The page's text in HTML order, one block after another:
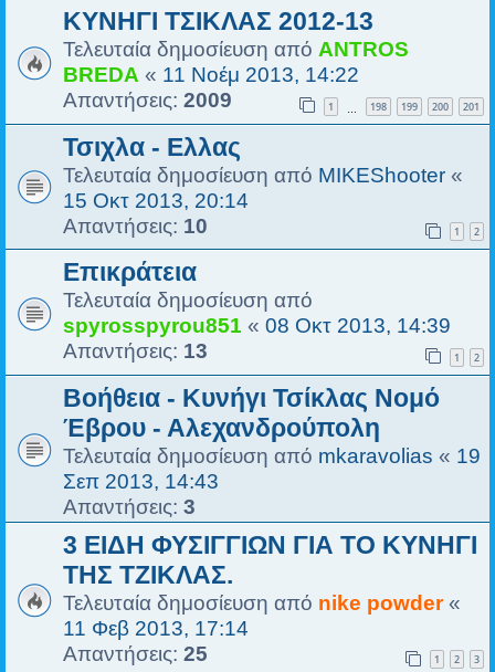
ΚΥΝΗΓΙ ΤΣΙΚΛΑΣ 2012-13
Τελευταία δημοσίευση από ANTROS
BREDA « 11 Νοέμ 2013, 14:22
Απαντήσεις: 2009 1 198 199 200 201
Τσιχλα - Ελλας
Τελευταία δημοσίευση από MIKEShooter «
15 Οκτ 2013, 20:14
Απαντήσεις: 10 1 2
Επικράτεια
Τελευταία δημοσίευση από
spyrosspyrou851 « 08 Οκτ 2013, 14:39
Απαντήσεις: 13 1 2
Βοήθεια - Κυνήγι Τσίκλας Νομό
Έβρου - Αλεχανδρούπολη
Τελευταία δημοσίευση από mkaravolias « 19
Σεπ 2013, 14:43
Απαντήσεις: 3
3 ΕΙΔΗ ΦΥΣΙΓΓΙΩΝ ΓΙΑ ΤΟ ΚΥΝΗΓΙ
ΤΗΣ ΤΖΙΚΛΑΣ.
Τελευταία δημοσίευση από nike powder«
11 Φεβ 2013, 17:14
Απαντήσεις: 25 1 2 3